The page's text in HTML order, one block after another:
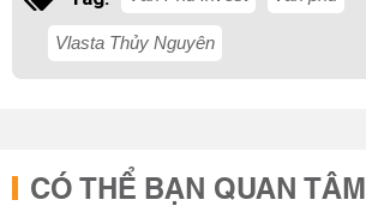
Vlasta Thủy Nguyên
CÓ THỂ BẠN QUAN TÂM